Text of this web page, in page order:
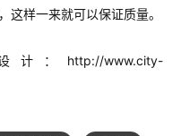
这样一来就可以保证质量。
计： http://www.city-